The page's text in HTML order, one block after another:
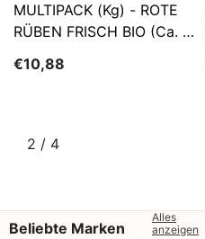
MULTIPACK (kg) - ROTE
RÜBEN FRISCH BIO (ca. 5
€10,88
2 / von
4
Beliebte Marken
Alles
anzeigen